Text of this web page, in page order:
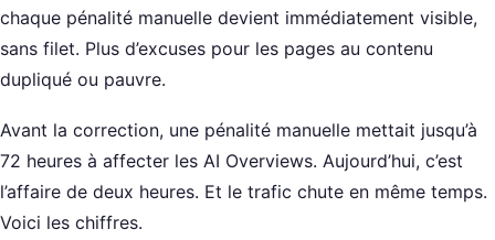
chaque pénalité manuelle devient immédiatement visible,
sans filet. Plus d’excuses pour les pages au contenu
dupliqué ou pauvre.
Avant la correction, une pénalité manuelle mettait jusqu’à
72 heures à affecter les AI Overviews. Aujourd’hui, c’est
l’affaire de deux heures. Et le trafic chute en même temps.
Voici les chiffres.